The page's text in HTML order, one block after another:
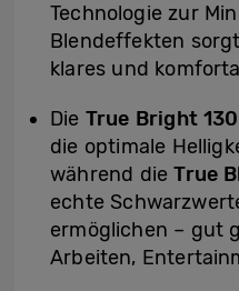
Technologie zur
Blendeffekten
klares und
Die True Bright
die optimale
während dieTrue
echte
ermöglichen – gut
Arbeiten,